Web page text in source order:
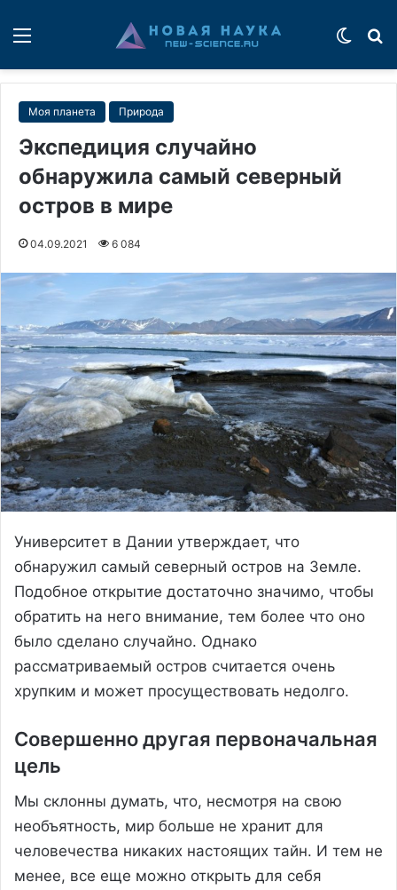
Моя планета Природа
Экспедиция случайно
обнаружила самый северный
остров в мире
04.09.2021 6 084
Университет в Дании утверждает, что
обнаружил самый северный остров на Земле.
Подобное открытие достаточно значимо, чтобы
обратить на него внимание, тем более что оно
было сделано случайно. Однако
рассматриваемый остров считается очень
хрупким и может просуществовать недолго.
Совершенно другая первоначальная
цель
Мы склонны думать, что, несмотря на свою
необъятность, мир больше не хранит для
человечества никаких настоящих тайн. И тем не
менее, все еще можно открыть для себя